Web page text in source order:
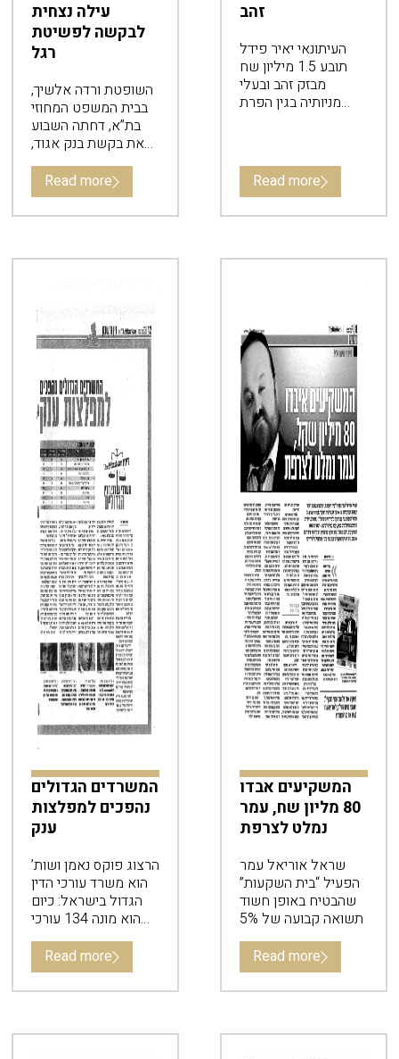
עילה נצחית
לבקשה לפשיטת
רגל
השופטת ורדה אלשיך,
בבית המשפט המחוזי
בת”א, דחתה השבוע
את בקשת בנק אגוד,
באמצעות עו”ד אורי
גאון, להורות על
פשיטת רגל
Read more
זהב
העיתונאי יאיר פידל
תובע 1.5 מיליון שח
מבזק זהב ובעלי
מניותיה בגין הפרת
Read more
המשרדים הגדולים
נהפכים למפלצות
ענק
הרצוג פוקס נאמן ושות’
הוא משרד עורכי הדין
הגדול בישראל: כיום
הוא מונה 134 עורכי
דין. כך עולה מדירוג
שערך The Marker
בקרב 30 משרדי עורכי
הדין הגדולים והבינוניים
Read more
המשקיעים אבדו
80 מליון שח, עמר
נמלט לצרפת
שראל אוריאל עמר
הפעיל “בית השקעות”
שהבטיח באופן חשוד
תשואה קבועה של 5%
Read more